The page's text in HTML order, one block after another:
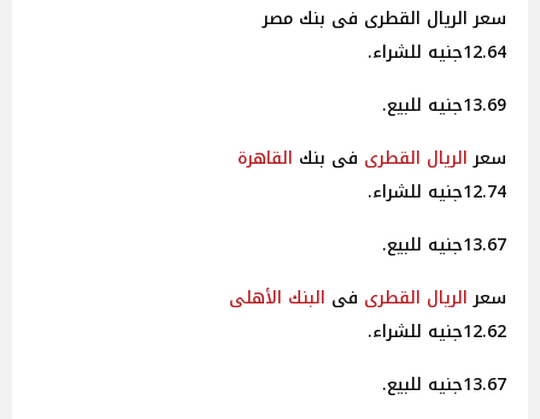
سعر الريال القطرى فى بنك مصر
12.64جنيه للشراء.
13.69جنيه للبيع.
سعرالريال القطرى فى بنك القاهرة
12.74جنيه للشراء.
13.67جنيه للبيع.
سعرالريال القطرى فى البنك الأهلى
12.62جنيه للشراء.
13.67جنيه للبيع.